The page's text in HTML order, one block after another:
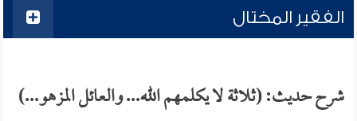
الفقير المختال
شرح حديث: (ثلاثة لا يكلمهم الله... والعائل المزهو...)